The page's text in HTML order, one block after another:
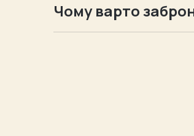
Чому варто
Обожнюю це питання! Всі
У наших турах